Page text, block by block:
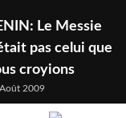
Le Messie
pas celui que
croyions
2009